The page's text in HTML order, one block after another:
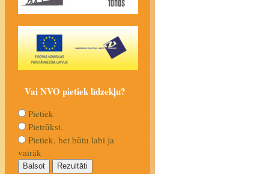
Vai NVO pietiek līdzekļu?
Pietiek
Pietrūkst.
Pietiek, bet būtu labi ja
vairāk